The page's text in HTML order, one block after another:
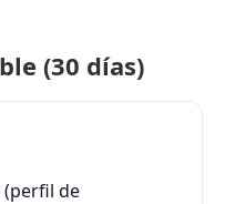
(30 días)
(perfil de